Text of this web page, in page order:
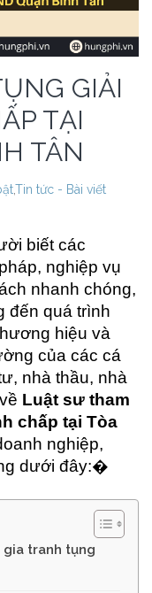
GIẢI
TẠI
TÂN
Tin tức - Bài viết
biết các
nghiệp vụ
nhanh chóng,
đến quá trình
hiệu và
của các cá
nhà thầu, nhà
Luật sư tham
chấp tại Tòa
nghiệp,
dưới đây:�
gia tranh tụng